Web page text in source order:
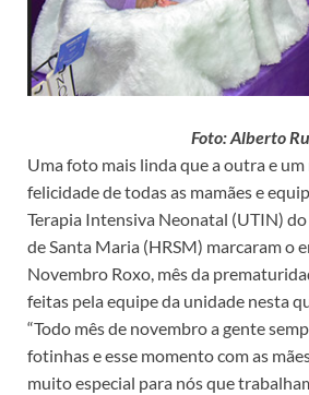
Foto: Alberto
Uma foto mais linda que a outra e
felicidade de todas as mamães e
Terapia Intensiva Neonatal (UTIN)
de Santa Maria (HRSM) marcaram o
Novembro Roxo, mês da
feitas pela equipe da unidade nesta
“Todo mês de novembro a gente
fotinhas e esse momento com as
muito especial para nós que